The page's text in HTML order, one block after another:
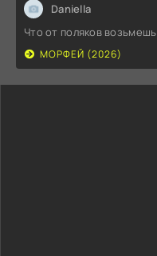
Daniella
Что от поляков возьмешь
МОРФЕЙ (2026)